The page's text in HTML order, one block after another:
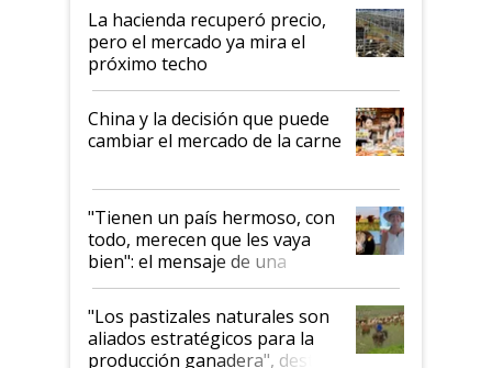
La hacienda recuperó precio,
pero el mercado ya mira el
próximo techo
China y la decisión que puede
cambiar el mercado de la carne
"Tienen un país hermoso, con
todo, merecen que les vaya
bien": el mensaje de una
ganadera uruguaya sobre las
oportunidades que se abren
para el agro en Argentina, con
foco en la carne
"Los pastizales naturales son
aliados estratégicos para la
producción ganadera", destaca